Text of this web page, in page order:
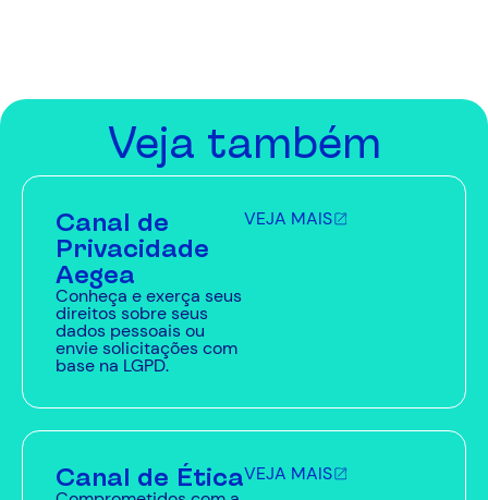
Veja também
Canal de
Privacidade
Aegea
Conheça e exerça seus
direitos sobre seus
dados pessoais ou
envie solicitações com
base na LGPD.
VEJA MAIS
Canal de ÉticaVEJA MAIS